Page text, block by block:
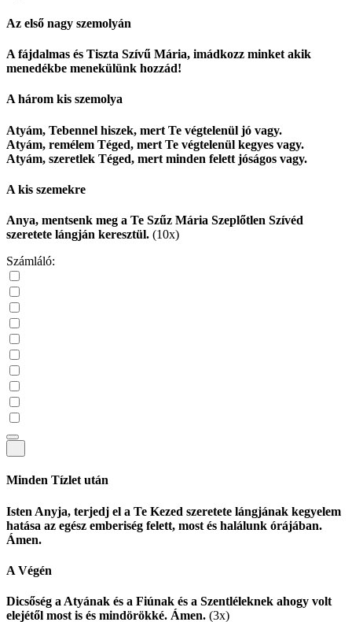
Az első nagy szemolyán
A fájdalmas és Tiszta Szívű Mária, imádkozz minket akik
menedékbe menekülünk hozzád!
A három kis szemolya
Atyám, Tebennel hiszek, mert Te végtelenül jó vagy.
Atyám, remélem Téged, mert Te végtelenül kegyes vagy.
Atyám, szeretlek Téged, mert minden felett jóságos vagy.
A kis szemekre
Anya, mentsenk meg a Te Szűz Mária Szeplőtlen Szívéd
szeretete lángján keresztül. (10x)
Számláló:
Minden Tízlet után
Isten Anyja, terjedj el a Te Kezed szeretete lángjának kegyelem
hatása az egész emberiség felett, most és halálunk órájában.
Ámen.
A Végén
Dicsőség a Atyának és a Fiúnak és a Szentléleknek ahogy volt
elejétől most is és mindörökké. Ámen. (3x)